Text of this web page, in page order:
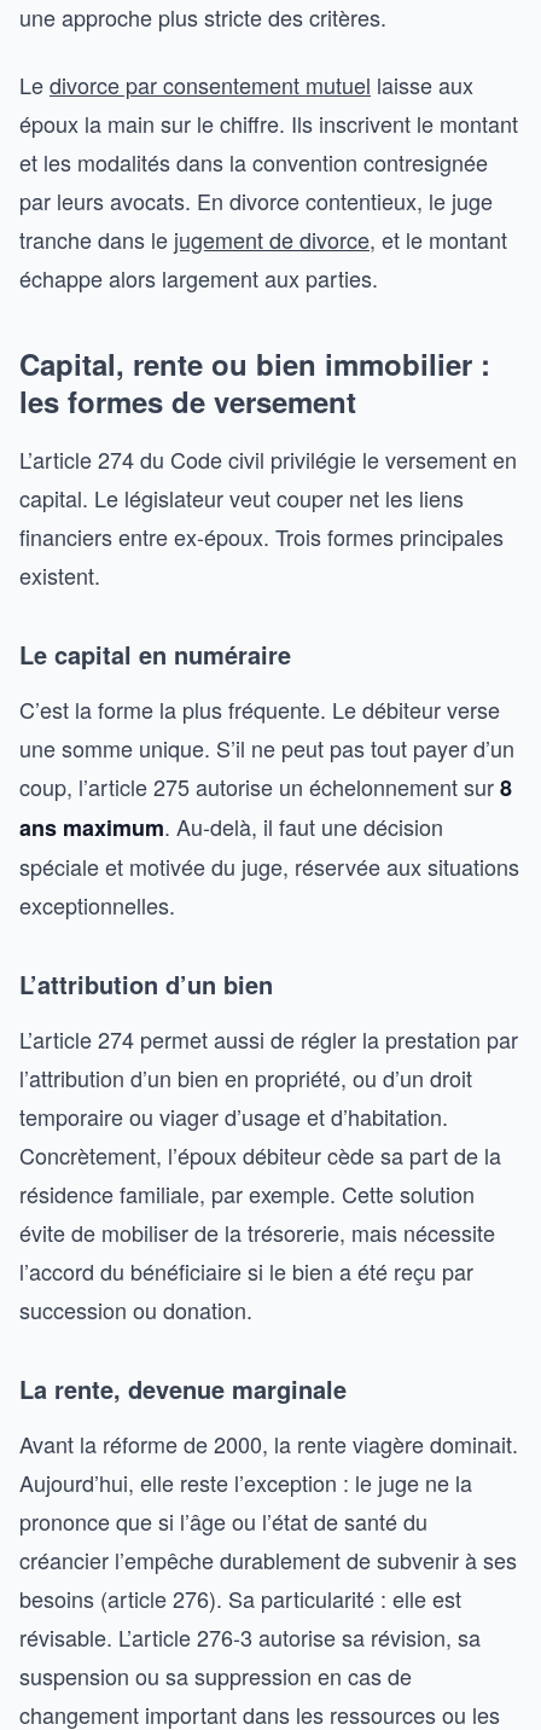
une approche plus stricte des critères.
Ledivorce par consentement mutuel laisse aux
époux la main sur le chiffre. Ils inscrivent le montant
et les modalités dans la convention contresignée
par leurs avocats. En divorce contentieux, le juge
tranche dans le jugement de divorce, et le montant
échappe alors largement aux parties.
Capital, rente ou bien immobilier :
les formes de versement
L’article 274 du Code civil privilégie le versement en
capital. Le législateur veut couper net les liens
financiers entre ex-époux. Trois formes principales
existent.
Le capital en numéraire
C’est la forme la plus fréquente. Le débiteur verse
une somme unique. S’il ne peut pas tout payer d’un
coup, l’article 275 autorise un échelonnement sur8
ans maximum. Au-delà, il faut une décision
spéciale et motivée du juge, réservée aux situations
exceptionnelles.
L’attribution d’un bien
L’article 274 permet aussi de régler la prestation par
l’attribution d’un bien en propriété, ou d’un droit
temporaire ou viager d’usage et d’habitation.
Concrètement, l’époux débiteur cède sa part de la
résidence familiale, par exemple. Cette solution
évite de mobiliser de la trésorerie, mais nécessite
l’accord du bénéficiaire si le bien a été reçu par
succession ou donation.
La rente, devenue marginale
Avant la réforme de 2000, la rente viagère dominait.
Aujourd’hui, elle reste l’exception : le juge ne la
prononce que si l’âge ou l’état de santé du
créancier l’empêche durablement de subvenir à ses
besoins (article 276). Sa particularité : elle est
révisable. L’article 276-3 autorise sa révision, sa
suspension ou sa suppression en cas de
changement important dans les ressources ou les